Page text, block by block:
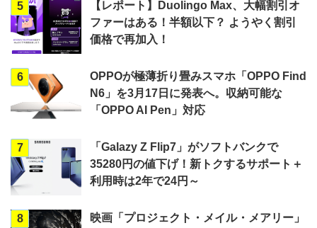
5
【レポート】Duolingo Max、大幅割引オ
ファーはある！半額以下？ ようやく割引
価格で再加入！
6
OPPOが極薄折り畳みスマホ「OPPO Find
N6」を3月17日に発表へ。収納可能な
「OPPO AI Pen」対応
7
「Galazy Z Flip7」がソフトバンクで
35280円の値下げ！新トクするサポート＋
利用時は2年で24円～
8
映画「プロジェクト・メイル・メアリー」